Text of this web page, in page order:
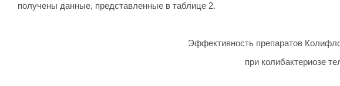
получены данные, представленные в таблице 2.
Эффективность препаратов
при колибактериозе